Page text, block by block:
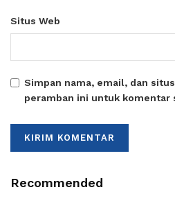
Situs Web
Simpan nama, email, dan
peramban ini untuk komentar
Recommended